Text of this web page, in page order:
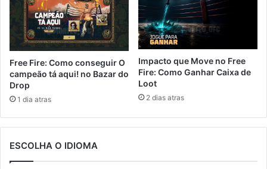
Free Fire: Como conseguir O
campeão tá aqui! no Bazar do
Drop
1 dia atras
Impacto que Move no Free
Fire: Como Ganhar Caixa de
Loot
2 dias atras
ESCOLHA O IDIOMA